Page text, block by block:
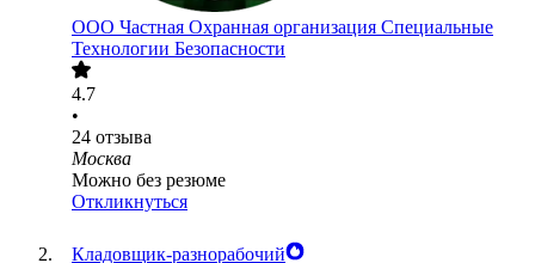
ООО Частная Охранная организация Специальные
Технологии Безопасности
4.7
•
24 отзыва
Москва
Можно без резюме
Откликнуться
Кладовщик-разнорабочий